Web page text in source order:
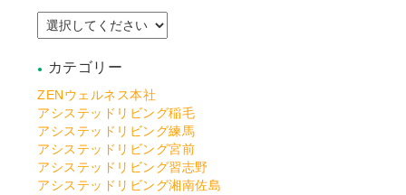
カテゴリー
ZENウェルネス本社
アシステッドリビング稲毛
アシステッドリビング練馬
アシステッドリビング宮前
アシステッドリビング習志野
アシステッドリビング湘南佐島